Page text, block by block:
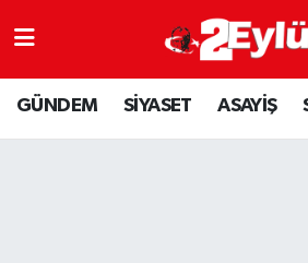
GÜNDEM SİYASET ASAYİŞ
ASAYİŞ
DÜNYA
Nöbetçi Eczaneler
Hava Durumu